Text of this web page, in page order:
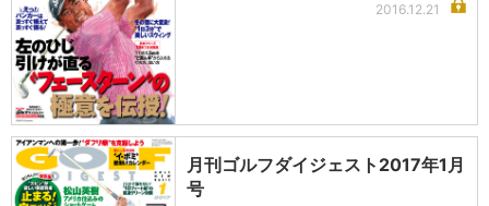
2016.12.21
月刊ゴルフダイジェスト2017年1月
号